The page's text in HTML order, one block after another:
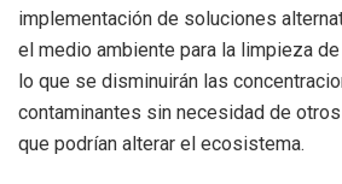
implementación de soluciones
el medio ambiente para la limpieza
lo que se disminuirán las
contaminantes sin necesidad de
que podrían alterar el ecosistema.